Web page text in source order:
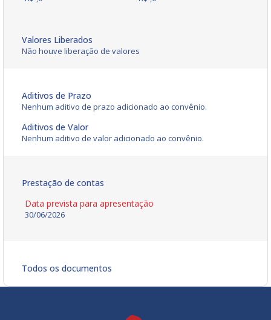
Valores Liberados
Não houve liberação de valores
Aditivos de Prazo
Nenhum aditivo de prazo adicionado ao convênio.
Aditivos de Valor
Nenhum aditivo de valor adicionado ao convênio.
Prestação de contas
Data prevista para apresentação
30/06/2026
Todos os documentos